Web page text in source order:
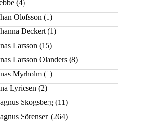
(4)
Olofsson (1)
Deckert (1)
Larsson (15)
Larsson Olanders (8)
Myrholm (1)
Lyricsen (2)
Skogsberg (11)
Sörensen (264)